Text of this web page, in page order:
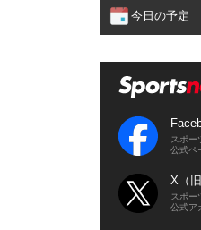
今日の予定
スポー
公式ペ
X（
スポー
公式ア